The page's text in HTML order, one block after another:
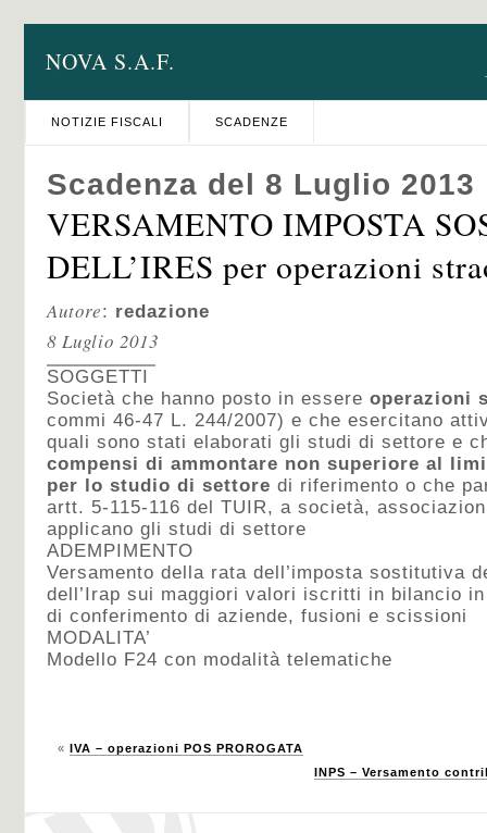
NOVA S.A.F.
NOTIZIE FISCALI SCADENZE
Scadenza del 8 Luglio 2013
VERSAMENTO IMPOSTA
DELL’IRES per operazioni
Autore: redazione
8 Luglio 2013
SOGGETTI
Società che hanno posto in essere operazioni
commi 46-47 L. 244/2007) e che esercitano
quali sono stati elaborati gli studi di settore e
compensi di ammontare non superiore al
per lo studio di settore di riferimento o che
artt. 5-115-116 del TUIR, a società,
applicano gli studi di settore
ADEMPIMENTO
Versamento della rata dell’imposta sostitutiva
dell’Irap sui maggiori valori iscritti in bilancio
di conferimento di aziende, fusioni e scissioni
MODALITA’
Modello F24 con modalità telematiche
« IVA – operazioni POS PROROGATA
INPS – Versamento